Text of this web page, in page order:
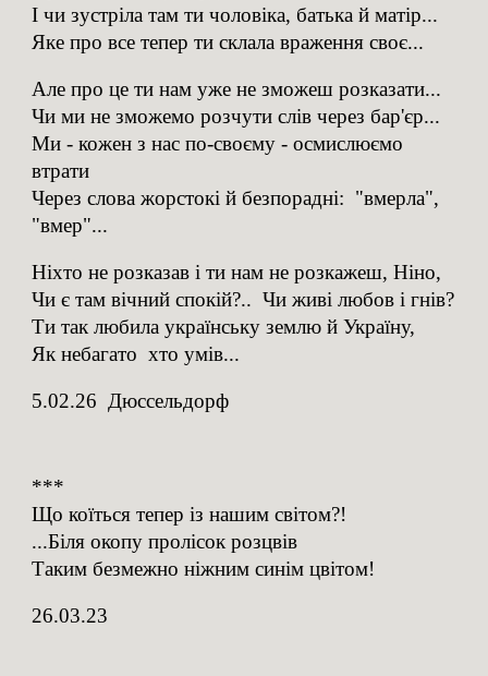
І чи зустріла там ти чоловіка, батька й матір...
Яке про все тепер ти склала враження своє...
Але про це ти нам уже не зможеш розказати...
Чи ми не зможемо розчути слів через бар'єр...
Ми - кожен з нас по-своєму - осмислюємо
втрати
Через слова жорстокі й безпорадні: "вмерла",
"вмер"...
Ніхто не розказав і ти нам не розкажеш, Ніно,
Чи є там вічний спокій?.. Чи живі любов і гнів?
Ти так любила українську землю й Україну,
Як небагато хто умів...
5.02.26 Дюссельдорф
***
Що коїться тепер із нашим світом?!
...Біля окопу пролісок розцвів
Таким безмежно ніжним синім цвітом!
26.03.23